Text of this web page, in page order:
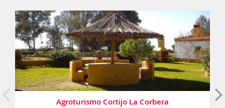
Agroturismo Cortijo La Corbera